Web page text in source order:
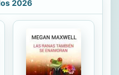
las personas no
y les muestra el sendero a
Incluye tambien 40
Promesas de Dios, para
lector a ser un mejor
de la Palabra de Dios. Con
2026